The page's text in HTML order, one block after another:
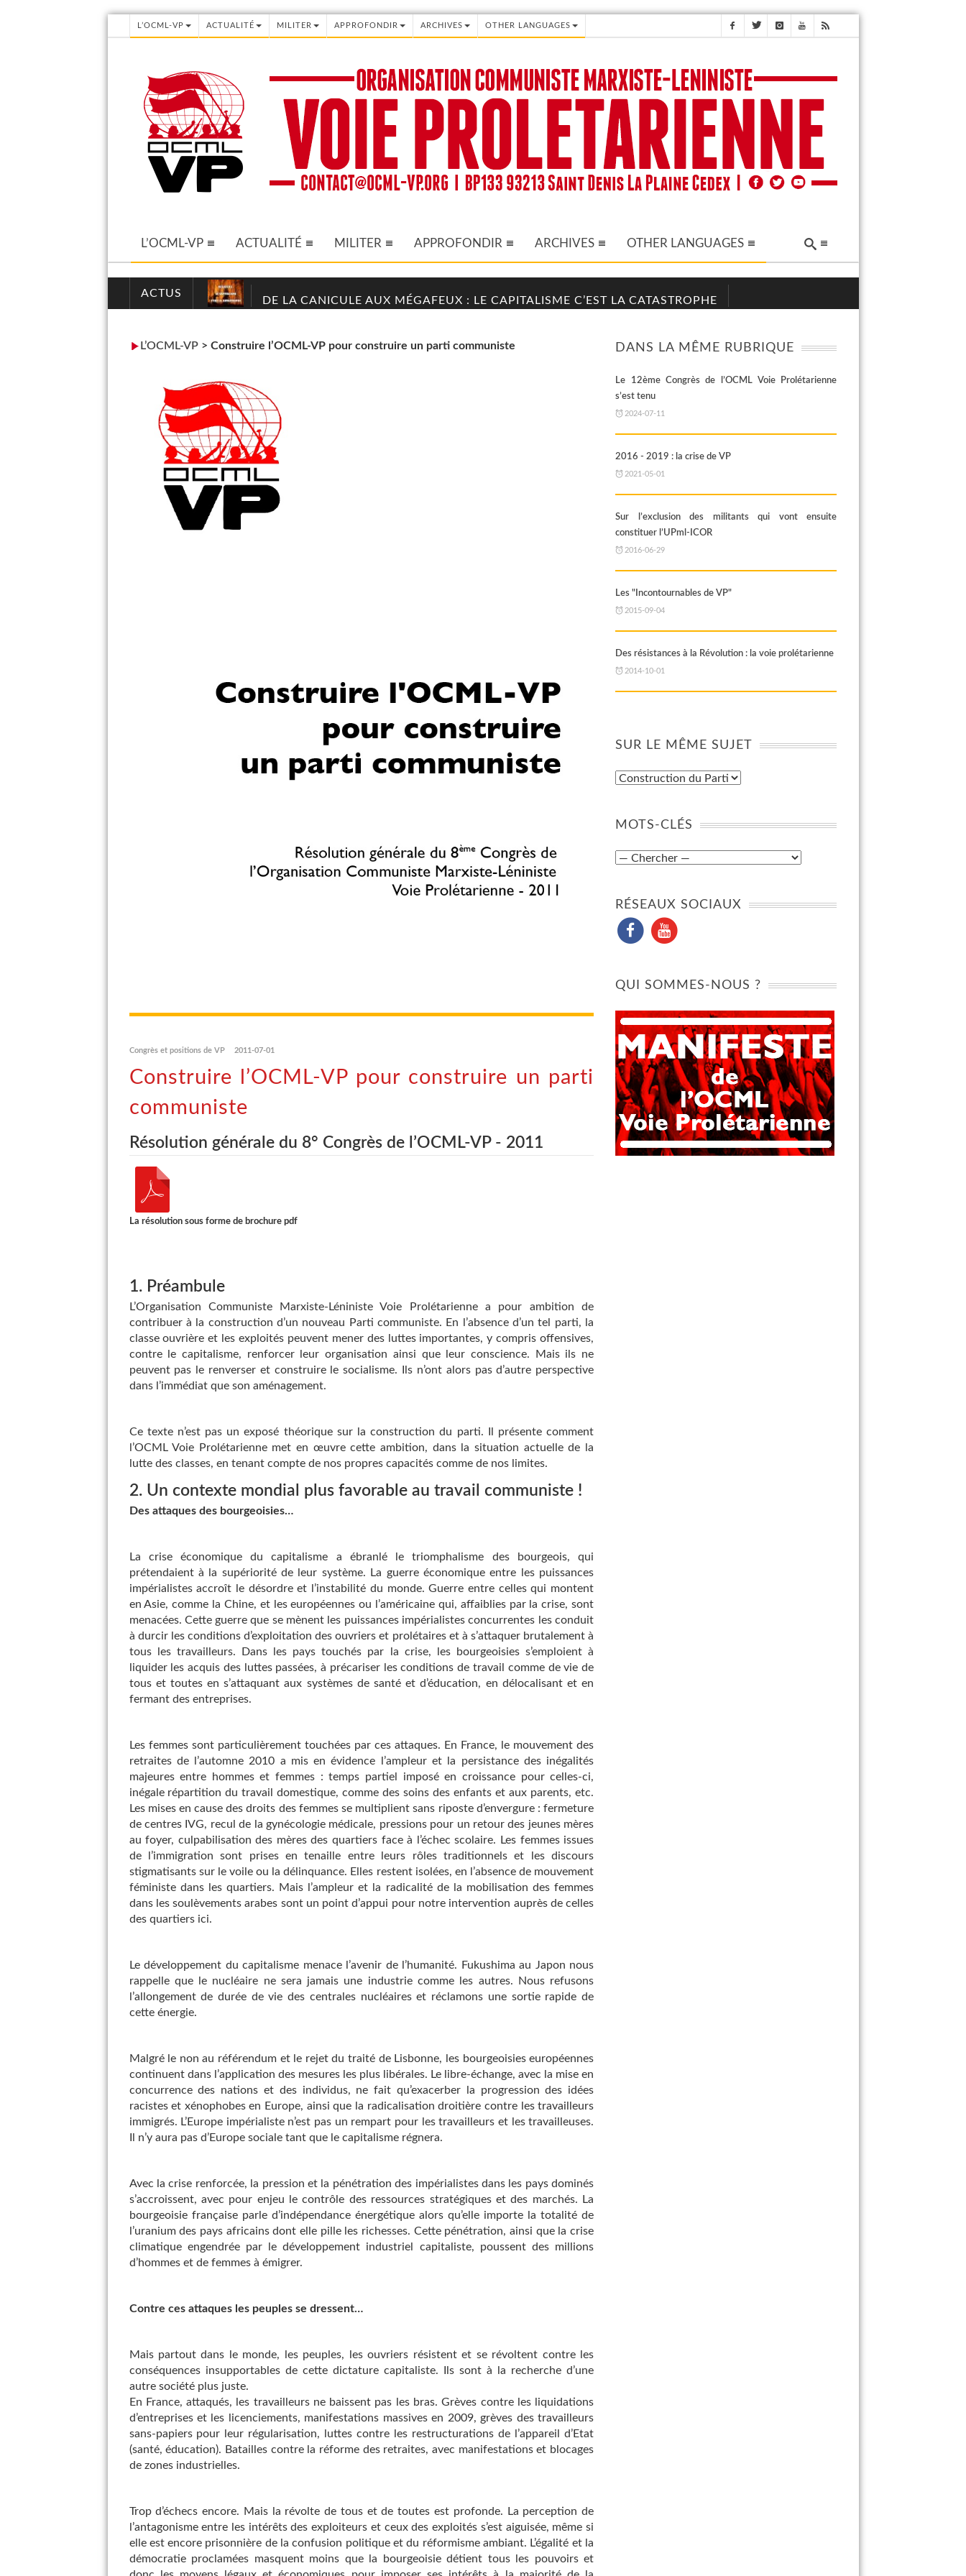
L’OCML-VP ACTUALITÉ MILITER APPROFONDIR ARCHIVES OTHER LANGUAGES
L’OCML-VP ACTUALITÉ MILITER APPROFONDIR ARCHIVES OTHER LANGUAGES
ACTUS
DE LA CANICULE AUX MÉGAFEUX : LE CAPITALISME C’EST LA CATASTROPHE
L’OCML-VP> Construire l’OCML-VP pour construire un parti communiste
Congrès et positions de VP 2011-07-01
Construire l’OCML-VP pour construire un parti
communiste
Résolution générale du 8° Congrès de l’OCML-VP - 2011
La résolution sous forme de brochure pdf
1. Préambule
L’Organisation Communiste Marxiste-Léniniste Voie Prolétarienne a pour ambition de
contribuer à la construction d’un nouveau Parti communiste. En l’absence d’un tel parti, la
classe ouvrière et les exploités peuvent mener des luttes importantes, y compris offensives,
contre le capitalisme, renforcer leur organisation ainsi que leur conscience. Mais ils ne
peuvent pas le renverser et construire le socialisme. Ils n’ont alors pas d’autre perspective
dans l’immédiat que son aménagement.
Ce texte n’est pas un exposé théorique sur la construction du parti. Il présente comment
l’OCML Voie Prolétarienne met en œuvre cette ambition, dans la situation actuelle de la
lutte des classes, en tenant compte de nos propres capacités comme de nos limites.
2. Un contexte mondial plus favorable au travail communiste !
Des attaques des bourgeoisies…
La crise économique du capitalisme a ébranlé le triomphalisme des bourgeois, qui
prétendaient à la supériorité de leur système. La guerre économique entre les puissances
impérialistes accroît le désordre et l’instabilité du monde. Guerre entre celles qui montent
en Asie, comme la Chine, et les européennes ou l’américaine qui, affaiblies par la crise, sont
menacées. Cette guerre que se mènent les puissances impérialistes concurrentes les conduit
à durcir les conditions d’exploitation des ouvriers et prolétaires et à s’attaquer brutalement à
tous les travailleurs. Dans les pays touchés par la crise, les bourgeoisies s’emploient à
liquider les acquis des luttes passées, à précariser les conditions de travail comme de vie de
tous et toutes en s’attaquant aux systèmes de santé et d’éducation, en délocalisant et en
fermant des entreprises.
Les femmes sont particulièrement touchées par ces attaques. En France, le mouvement des
retraites de l’automne 2010 a mis en évidence l’ampleur et la persistance des inégalités
majeures entre hommes et femmes : temps partiel imposé en croissance pour celles-ci,
inégale répartition du travail domestique, comme des soins des enfants et aux parents, etc.
Les mises en cause des droits des femmes se multiplient sans riposte d’envergure : fermeture
de centres IVG, recul de la gynécologie médicale, pressions pour un retour des jeunes mères
au foyer, culpabilisation des mères des quartiers face à l’échec scolaire. Les femmes issues
de l’immigration sont prises en tenaille entre leurs rôles traditionnels et les discours
stigmatisants sur le voile ou la délinquance. Elles restent isolées, en l’absence de mouvement
féministe dans les quartiers. Mais l’ampleur et la radicalité de la mobilisation des femmes
dans les soulèvements arabes sont un point d’appui pour notre intervention auprès de celles
des quartiers ici.
Le développement du capitalisme menace l’avenir de l’humanité. Fukushima au Japon nous
rappelle que le nucléaire ne sera jamais une industrie comme les autres. Nous refusons
l’allongement de durée de vie des centrales nucléaires et réclamons une sortie rapide de
cette énergie.
Malgré le non au référendum et le rejet du traité de Lisbonne, les bourgeoisies européennes
continuent dans l’application des mesures les plus libérales. Le libre-échange, avec la mise en
concurrence des nations et des individus, ne fait qu’exacerber la progression des idées
racistes et xénophobes en Europe, ainsi que la radicalisation droitière contre les travailleurs
immigrés. L’Europe impérialiste n’est pas un rempart pour les travailleurs et les travailleuses.
Il n’y aura pas d’Europe sociale tant que le capitalisme régnera.
Avec la crise renforcée, la pression et la pénétration des impérialistes dans les pays dominés
s’accroissent, avec pour enjeu le contrôle des ressources stratégiques et des marchés. La
bourgeoisie française parle d’indépendance énergétique alors qu’elle importe la totalité de
l’uranium des pays africains dont elle pille les richesses. Cette pénétration, ainsi que la crise
climatique engendrée par le développement industriel capitaliste, poussent des millions
d’hommes et de femmes à émigrer.
Contre ces attaques les peuples se dressent…
Mais partout dans le monde, les peuples, les ouvriers résistent et se révoltent contre les
conséquences insupportables de cette dictature capitaliste. Ils sont à la recherche d’une
autre société plus juste.
En France, attaqués, les travailleurs ne baissent pas les bras. Grèves contre les liquidations
d’entreprises et les licenciements, manifestations massives en 2009, grèves des travailleurs
sans-papiers pour leur régularisation, luttes contre les restructurations de l’appareil d’Etat
(santé, éducation). Batailles contre la réforme des retraites, avec manifestations et blocages
de zones industrielles.
Trop d’échecs encore. Mais la révolte de tous et de toutes est profonde. La perception de
l’antagonisme entre les intérêts des exploiteurs et ceux des exploités s’est aiguisée, même si
elle est encore prisonnière de la confusion politique et du réformisme ambiant. L’égalité et la
démocratie proclamées masquent moins que la bourgeoisie détient tous les pouvoirs et
DANS LA MÊME RUBRIQUE
Le 12ème Congrès de l’OCML Voie Prolétarienne
s’est tenu
2024-07-11
2016 - 2019 : la crise de VP
2021-05-01
Sur l’exclusion des militants qui vont ensuite
constituer l’UPml-ICOR
2016-06-29
Les "Incontournables de VP"
2015-09-04
Des résistances à la Révolution : la voie prolétarienne
2014-10-01
SUR LE MÊME SUJET
MOTS-CLÉS
RÉSEAUX SOCIAUX
QUI SOMMES-NOUS ?